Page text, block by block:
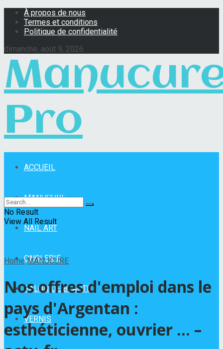
À propos de nous
Termes et conditions
Politique de confidentialité
dimanche, août 9, 2026
Pro
ACCUEIL
MANUCURE
NAIL ART
ONGLERIE
SALON DE BEAUTÉ
VERNIS
No Result
View All Result
Home MANUCURE
Nos offres d'emploi dans le
pays d'Argentan :
esthéticienne, ouvrier … –